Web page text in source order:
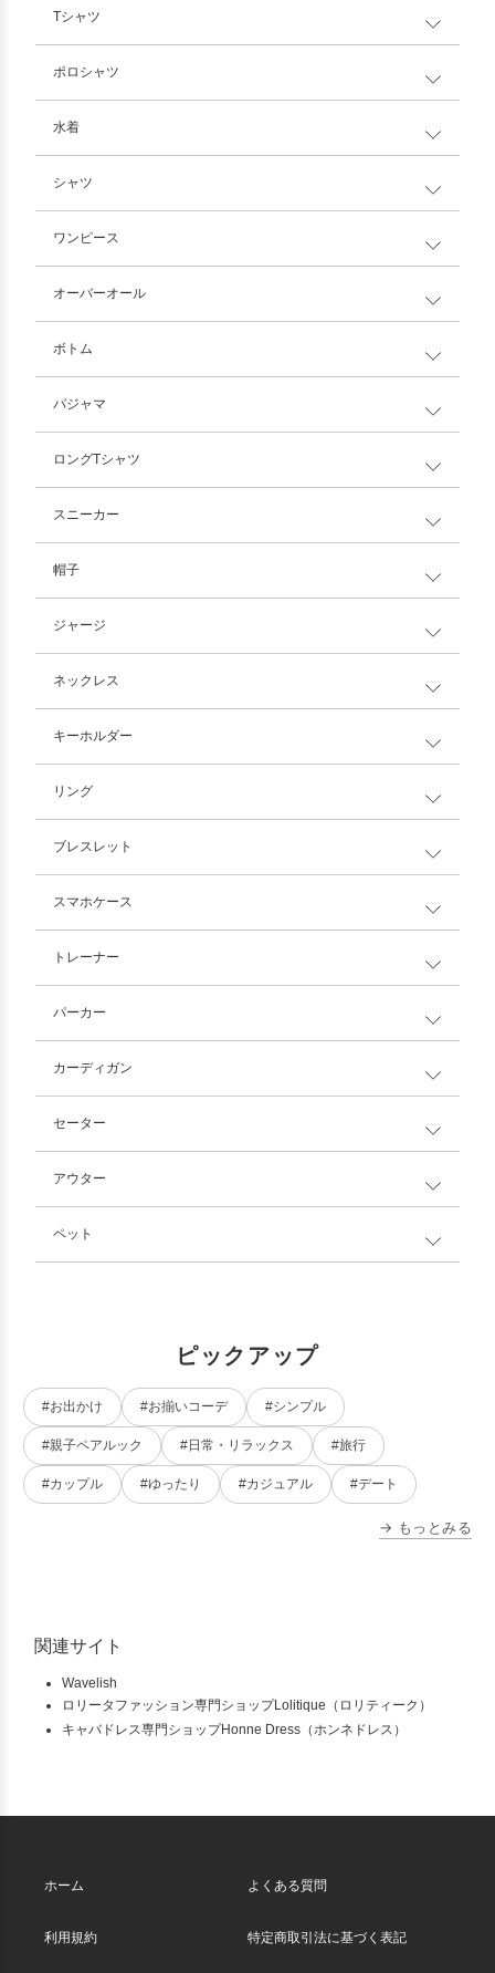
Tシャツ
ポロシャツ
水着
シャツ
ワンピース
オーバーオール
ボトム
パジャマ
ロングTシャツ
スニーカー
帽子
ジャージ
ネックレス
キーホルダー
リング
ブレスレット
スマホケース
トレーナー
パーカー
カーディガン
セーター
アウター
ペット
ピックアップ
#お出かけ #お揃いコーデ #シンプル
#親子ペアルック #日常・リラックス #旅行
#カップル #ゆったり #カジュアル #デート
→ もっとみる
関連サイト
Wavelish
ロリータファッション専門ショップLolitique（ロリティーク）
キャバドレス専門ショップHonne Dress（ホンネドレス）
ホーム よくある質問
利用規約 特定商取引法に基づく表記